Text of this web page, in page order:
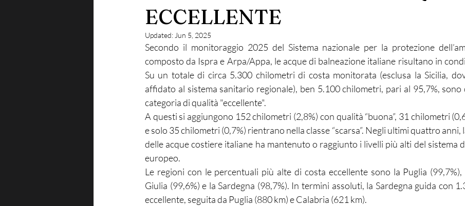
ECCELLENTE
Updated: Jun 5, 2025
Secondo il monitoraggio 2025 del Sistema nazionale per la protezione
composto da Ispra e Arpa/Appa, le acque di balneazione italiane risultano in
Su un totale di circa 5.300 chilometri di costa monitorata (esclusa la Sicilia,
affidato al sistema sanitario regionale), ben 5.100 chilometri, pari al 95,7%, sono
categoria di qualità "eccellente".
A questi si aggiungono 152 chilometri (2,8%) con qualità “buona”, 31 chilometri
e solo 35 chilometri (0,7%) rientrano nella classe “scarsa”. Negli ultimi quattro anni,
delle acque costiere italiane ha mantenuto o raggiunto i livelli più alti del sistema
europeo.
Le regioni con le percentuali più alte di costa eccellente sono la Puglia (99,7%),
Giulia (99,6%) e la Sardegna (98,7%). In termini assoluti, la Sardegna guida con
eccellente, seguita da Puglia (880 km) e Calabria (621 km).